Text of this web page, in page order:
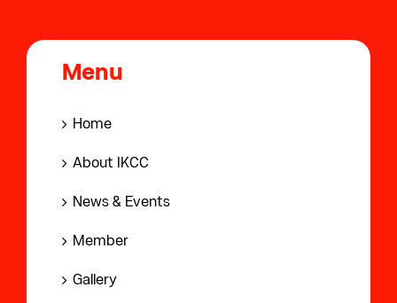
Menu
Home
About IKCC
News & Events
Member
Gallery